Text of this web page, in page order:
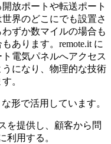
放ポートや転送ポート
界のどこにでも設置さ
ずか数マイルの場合も
あります。remote.it に
電気パネルへアクセス
になり、物理的な技術
。
形で活用しています。
を提供し、顧客から問
利用する。